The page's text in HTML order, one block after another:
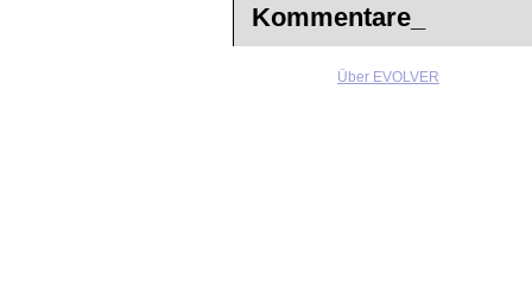
Kommentare_
Über EVOLVER